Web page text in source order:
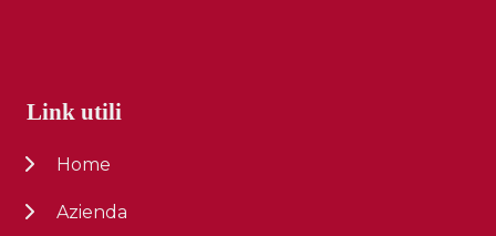
Link utili
Home
Azienda